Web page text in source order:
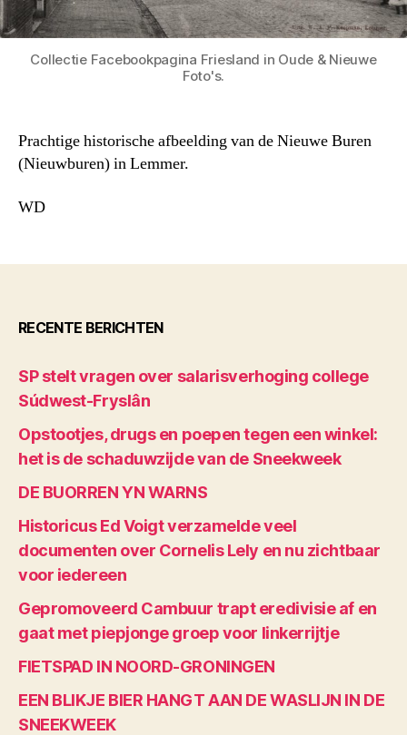
Collectie Facebookpagina Friesland in Oude & Nieuwe
Foto's.
Prachtige historische afbeelding van de Nieuwe Buren
(Nieuwburen) in Lemmer.
WD
RECENTE BERICHTEN
SP stelt vragen over salarisverhoging college
Súdwest-Fryslân
Opstootjes, drugs en poepen tegen een winkel:
het is de schaduwzijde van de Sneekweek
DE BUORREN YN WARNS
Historicus Ed Voigt verzamelde veel
documenten over Cornelis Lely en nu zichtbaar
voor iedereen
Gepromoveerd Cambuur trapt eredivisie af en
gaat met piepjonge groep voor linkerrijtje
FIETSPAD IN NOORD-GRONINGEN
EEN BLIKJE BIER HANGT AAN DE WASLIJN IN DE
SNEEKWEEK